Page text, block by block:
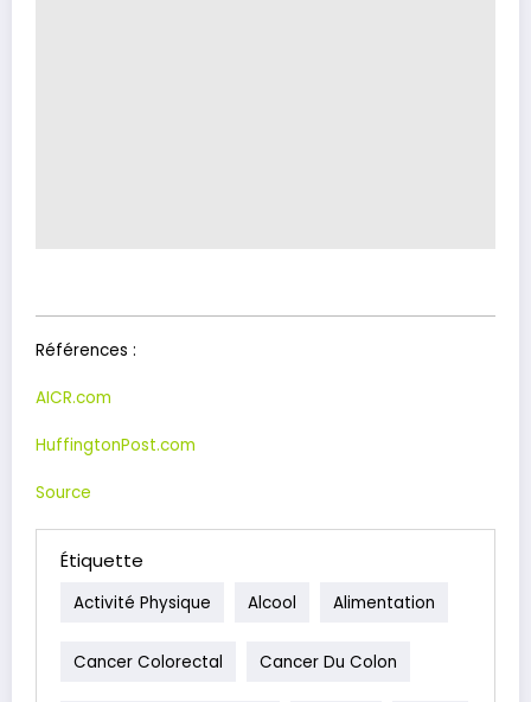
Références :
AICR.com
HuffingtonPost.com
Source
Étiquette
Activité Physique Alcool Alimentation
Cancer Colorectal Cancer Du Colon